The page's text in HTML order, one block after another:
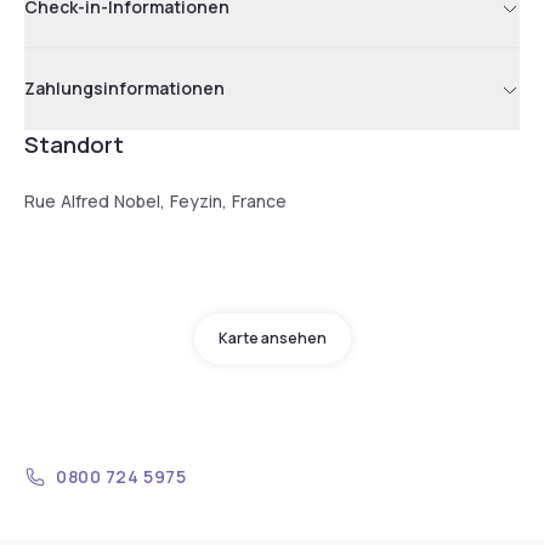
Check-in-Informationen
Zahlungsinformationen
Standort
Rue Alfred Nobel, Feyzin, France
Karte ansehen
0800 724 5975